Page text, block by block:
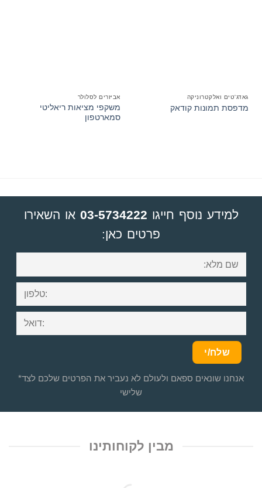
גאדג'טים ואלקטרוניקה
מדפסת תמונות קודאק
אביזרים לסלולר
משקפי מציאות ריאליטי
סמארטפון
למידע נוסף חייגו 03-5734222או השאירו
פרטים כאן:
*אנחנו שונאים ספאם ולעולם לא נעביר את הפרטים שלכם לצד
שלישי
מבין לקוחותינו